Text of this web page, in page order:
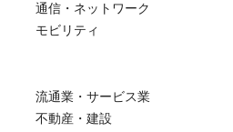
通信・ネットワーク
モビリティ
流通業・サービス業
不動産・建設